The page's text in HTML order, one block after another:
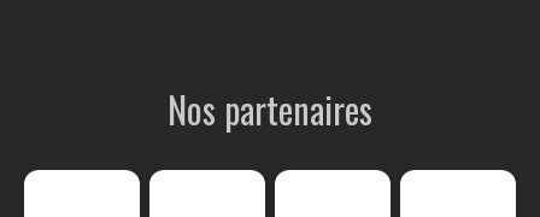
Nos partenaires